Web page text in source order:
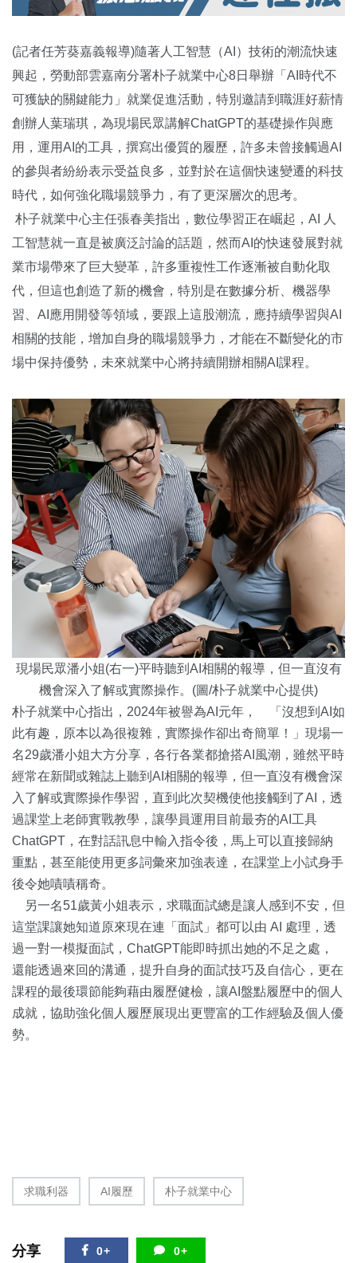
(記者任芳葵嘉義報導)隨著人工智慧（AI）技術的潮流快速
興起，勞動部雲嘉南分署朴子就業中心8日舉辦「AI時代不
可獲缺的關鍵能力」就業促進活動，特別邀請到職涯好薪情
創辦人葉瑞琪，為現場民眾講解ChatGPT的基礎操作與應
用，運用AI的工具，撰寫出優質的履歷，許多未曾接觸過AI
的參與者紛紛表示受益良多，並對於在這個快速變遷的科技
時代，如何強化職場競爭力，有了更深層次的思考。
朴子就業中心主任張春美指出，數位學習正在崛起，AI 人
工智慧就一直是被廣泛討論的話題，然而AI的快速發展對就
業市場帶來了巨大變革，許多重複性工作逐漸被自動化取
代，但這也創造了新的機會，特別是在數據分析、機器學
習、AI應用開發等領域，要跟上這股潮流，應持續學習與AI
相關的技能，增加自身的職場競爭力，才能在不斷變化的市
場中保持優勢，未來就業中心將持續開辦相關AI課程。
現場民眾潘小姐(右一)平時聽到AI相關的報導，但一直沒有
機會深入了解或實際操作。(圖/朴子就業中心提供)
朴子就業中心指出，2024年被譽為AI元年， 「沒想到AI如
此有趣，原本以為很複雜，實際操作卻出奇簡單！」現場一
名29歲潘小姐大方分享，各行各業都搶搭AI風潮，雖然平時
經常在新聞或雜誌上聽到AI相關的報導，但一直沒有機會深
入了解或實際操作學習，直到此次契機使他接觸到了AI，透
過課堂上老師實戰教學，讓學員運用目前最夯的AI工具
ChatGPT，在對話訊息中輸入指令後，馬上可以直接歸納
重點，甚至能使用更多詞彙來加強表達，在課堂上小試身手
後令她嘖嘖稱奇。
另一名51歲黃小姐表示，求職面試總是讓人感到不安，但
這堂課讓她知道原來現在連「面試」都可以由 AI 處理，透
過一對一模擬面試，ChatGPT能即時抓出她的不足之處，
還能透過來回的溝通，提升自身的面試技巧及自信心，更在
課程的最後環節能夠藉由履歷健檢，讓AI盤點履歷中的個人
成就，協助強化個人履歷展現出更豐富的工作經驗及個人優
勢。
求職利器 AI履歷 朴子就業中心
分享 0+ 0+